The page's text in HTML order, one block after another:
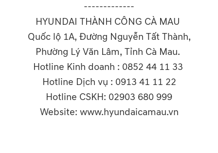
-------------
HYUNDAI THÀNH CÔNG CÀ MAU
Quốc lộ 1A, Đường Nguyễn Tất Thành,
Phường Lý Văn Lâm, Tỉnh Cà Mau.
Hotline Kinh doanh : 0852 44 11 33
Hotline Dịch vụ : 0913 41 11 22
Hotline CSKH: 02903 680 999
Website: www.hyundaicamau.vn